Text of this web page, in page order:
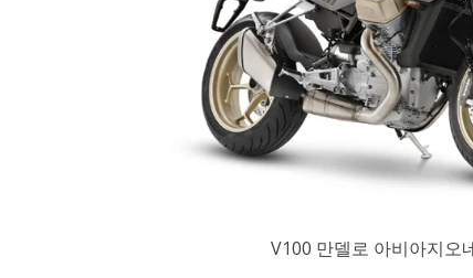
V100 만델로 아비아지오